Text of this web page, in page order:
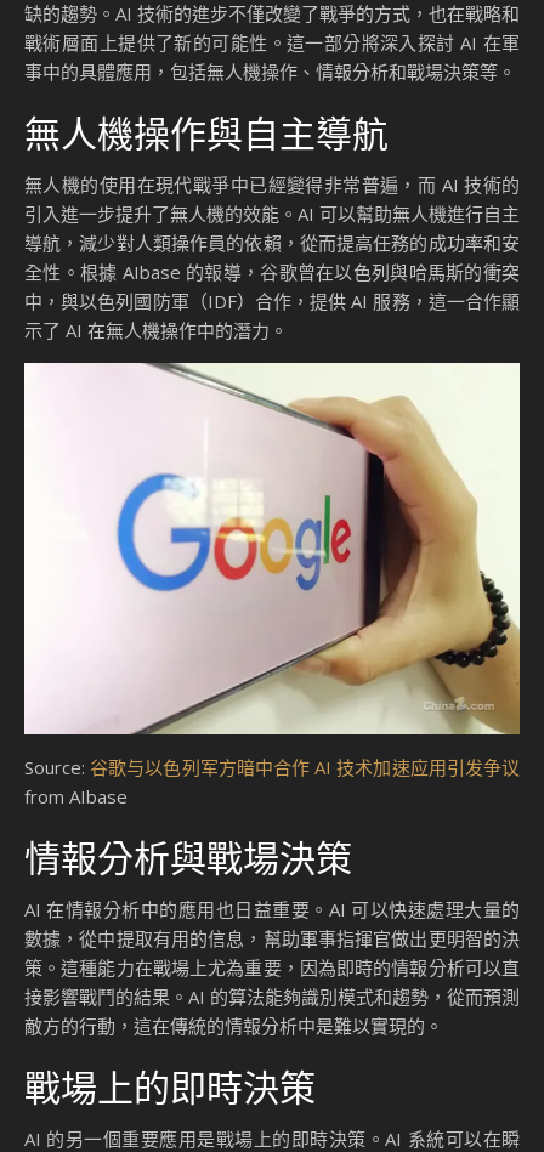
缺的趨勢。AI 技術的進步不僅改變了戰爭的方式，也在戰略和
戰術層面上提供了新的可能性。這一部分將深入探討 AI 在軍
事中的具體應用，包括無人機操作、情報分析和戰場決策等。
無人機操作與自主導航
無人機的使用在現代戰爭中已經變得非常普遍，而 AI 技術的
引入進一步提升了無人機的效能。AI 可以幫助無人機進行自主
導航，減少對人類操作員的依賴，從而提高任務的成功率和安
全性。根據 AIbase 的報導，谷歌曾在以色列與哈馬斯的衝突
中，與以色列國防軍（IDF）合作，提供 AI 服務，這一合作顯
示了 AI 在無人機操作中的潛力。
Source: 谷歌与以色列军方暗中合作 AI 技术加速应用引发争议
from AIbase
情報分析與戰場決策
AI 在情報分析中的應用也日益重要。AI 可以快速處理大量的
數據，從中提取有用的信息，幫助軍事指揮官做出更明智的決
策。這種能力在戰場上尤為重要，因為即時的情報分析可以直
接影響戰鬥的結果。AI 的算法能夠識別模式和趨勢，從而預測
敵方的行動，這在傳統的情報分析中是難以實現的。
戰場上的即時決策
AI 的另一個重要應用是戰場上的即時決策。AI 系統可以在瞬